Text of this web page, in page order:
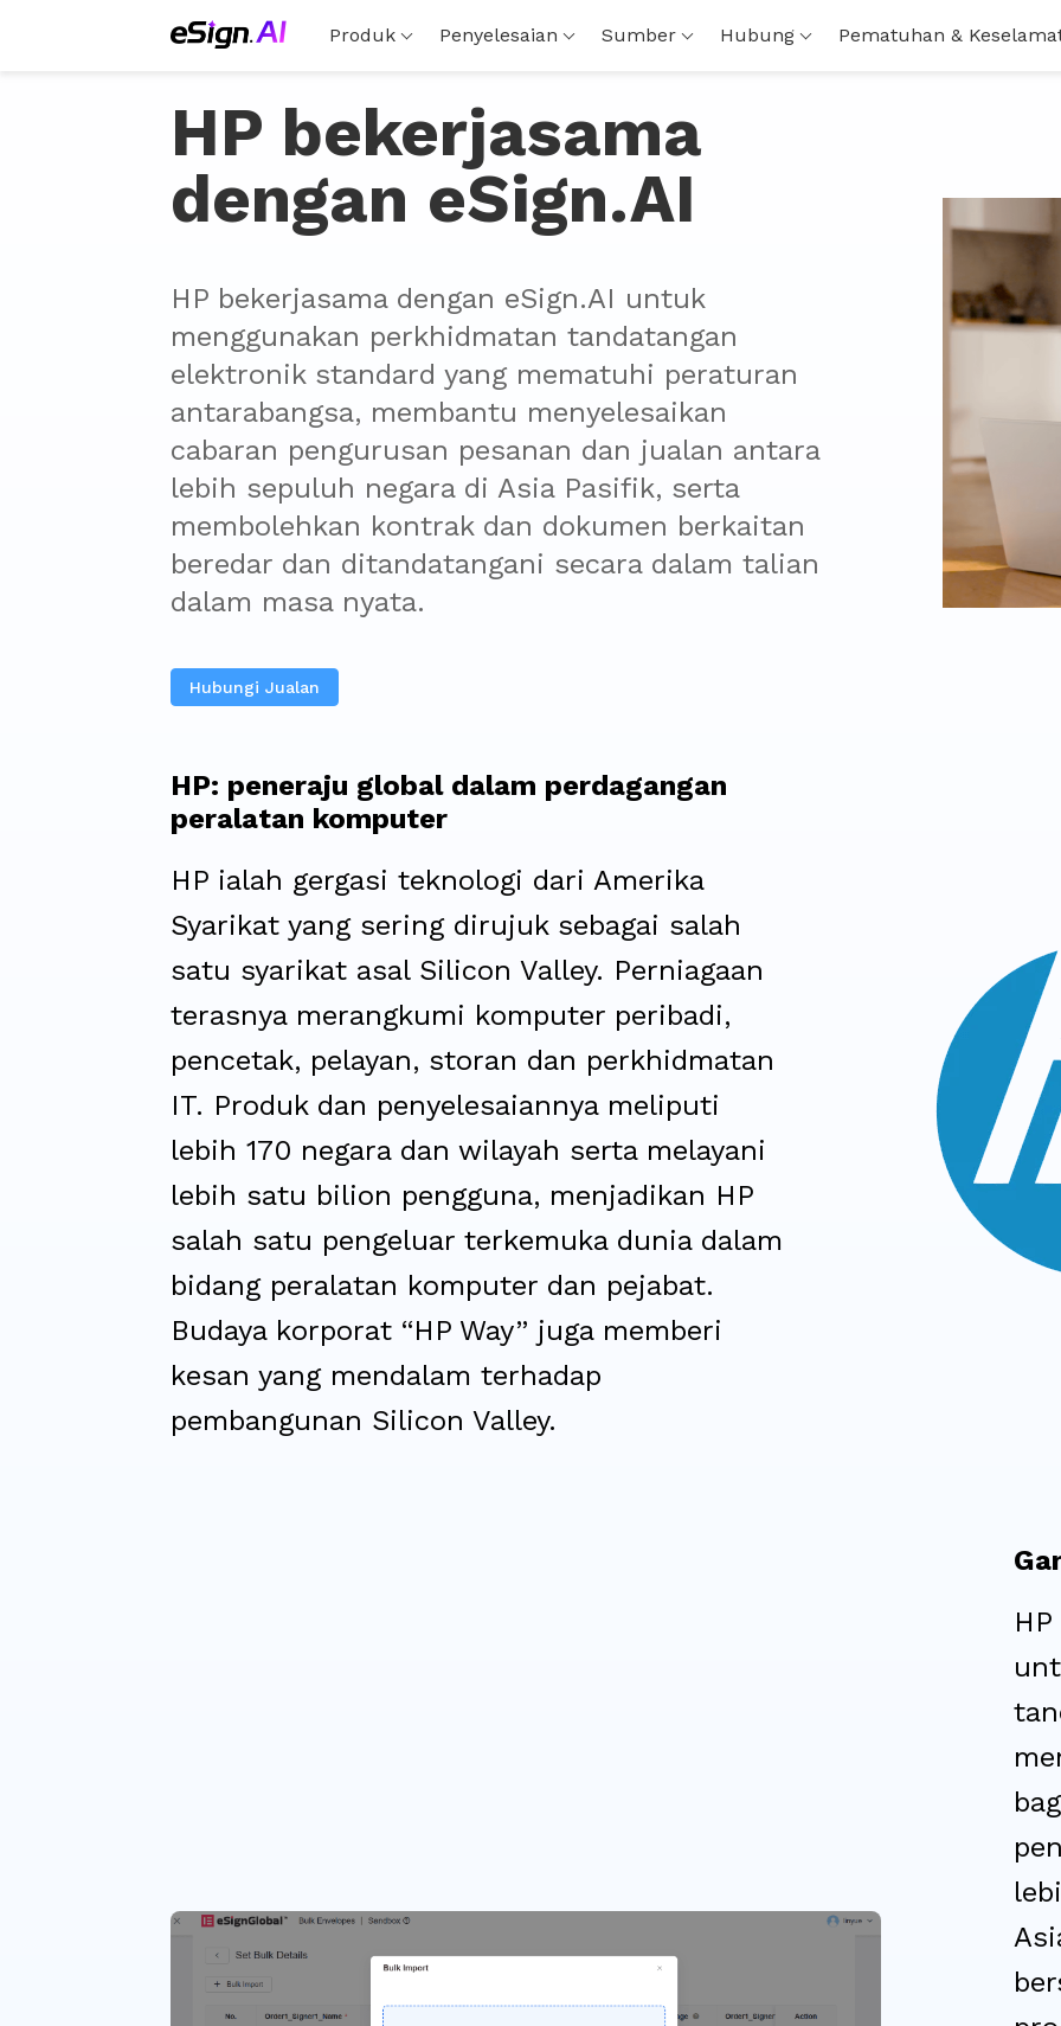
Produk Penyelesaian Sumber Hubung Pematuhan &
HP bekerjasama
dengan eSign.AI
HP bekerjasama dengan eSign.AI untuk
menggunakan perkhidmatan tandatangan
elektronik standard yang mematuhi peraturan
antarabangsa, membantu menyelesaikan
cabaran pengurusan pesanan dan jualan antara
lebih sepuluh negara di Asia Pasifik, serta
membolehkan kontrak dan dokumen berkaitan
beredar dan ditandatangani secara dalam talian
dalam masa nyata.
Hubungi Jualan
HP: peneraju global dalam perdagangan
peralatan komputer
HP ialah gergasi teknologi dari Amerika
Syarikat yang sering dirujuk sebagai salah
satu syarikat asal Silicon Valley. Perniagaan
terasnya merangkumi komputer peribadi,
pencetak, pelayan, storan dan perkhidmatan
IT. Produk dan penyelesaiannya meliputi
lebih 170 negara dan wilayah serta melayani
lebih satu bilion pengguna, menjadikan HP
salah satu pengeluar terkemuka dunia dalam
bidang peralatan komputer dan pejabat.
Budaya korporat “HP Way” juga memberi
kesan yang mendalam terhadap
pembangunan Silicon Valley.